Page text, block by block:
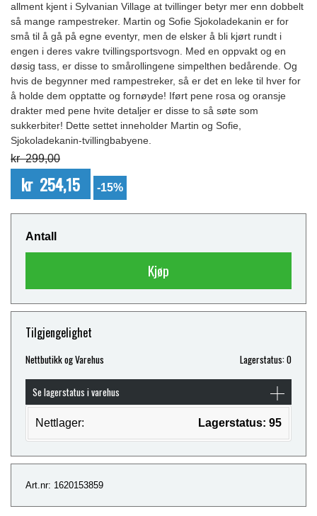
allment kjent i Sylvanian Village at tvillinger betyr mer enn dobbelt
så mange rampestreker. Martin og Sofie Sjokoladekanin er for
små til å gå på egne eventyr, men de elsker å bli kjørt rundt i
engen i deres vakre tvillingsportsvogn. Med en oppvakt og en
døsig tass, er disse to smårollingene simpelthen bedårende. Og
hvis de begynner med rampestreker, så er det en leke til hver for
å holde dem opptatte og fornøyde! Iført pene rosa og oransje
drakter med pene hvite detaljer er disse to så søte som
sukkerbiter! Dette settet inneholder Martin og Sofie,
Sjokoladekanin-tvillingbabyene.
kr 299,00
kr 254,15 -15%
Antall
Kjøp
Tilgjengelighet
Nettbutikk og Varehus Lagerstatus: 0
Se lagerstatus i varehus
Nettlager: Lagerstatus: 95
Art.nr: 1620153859